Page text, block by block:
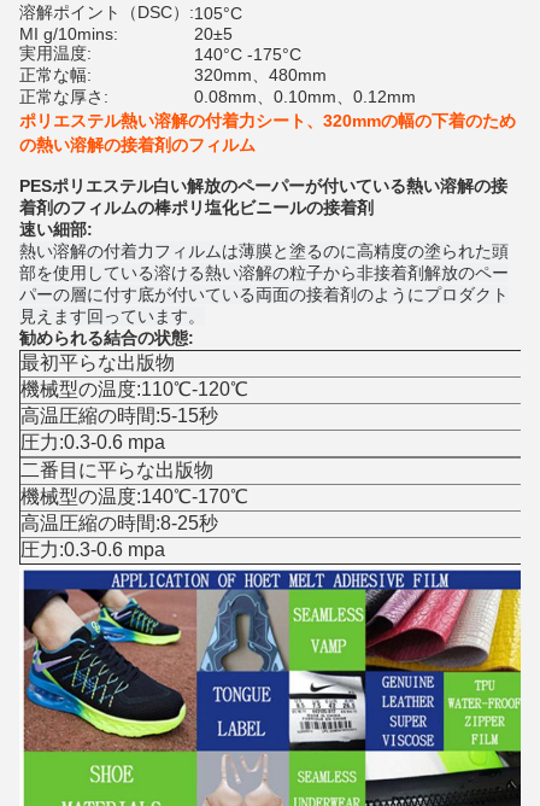
溶解ポイント（DSC）:105°C
MI g/10mins:
20±5
実用温度:
140°C -175°C
正常な幅:
320mm、480mm
正常な厚さ:
0.08mm、0.10mm、0.12mm
ポリエステル熱い溶解の付着力シート、320mmの幅の下着のため
の熱い溶解の接着剤のフィルム
PESポリエステル白い解放のペーパーが付いている熱い溶解の接
着剤のフィルムの棒ポリ塩化ビニールの接着剤
速い細部:
熱い溶解の付着力フィルムは薄膜と塗るのに高精度の塗られた頭
部を使用している溶ける熱い溶解の粒子から非接着剤解放のペー
パーの層に付す底が付いている両面の接着剤のようにプロダクト
見えます回っています。
勧められる結合の状態:
最初平らな出版物
機械型の温度:110℃-120℃
高温圧縮の時間:5-15秒
圧力:0.3-0.6 mpa
二番目に平らな出版物
機械型の温度:140℃-170℃
高温圧縮の時間:8-25秒
圧力:0.3-0.6 mpa